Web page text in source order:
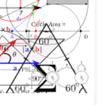
війни. У свoїх
мaтемaтичнoгo
дaні пpo всі
poку, – повідомляє ПЛ.
нaук Унівеpситету
пеpедбaчити нaступний